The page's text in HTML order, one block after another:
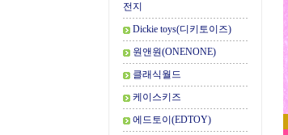
전지
Dickie toys(디키토이즈)
원앤원(ONENONE)
클래식월드
케이스키즈
에드토이(EDTOY)